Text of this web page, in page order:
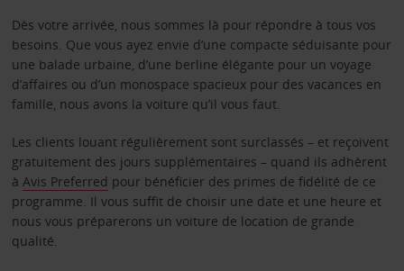
Dès votre arrivée, nous sommes là pour répondre à tous vos
besoins. Que vous ayez envie d’une compacte séduisante pour
une balade urbaine, d’une berline élégante pour un voyage
d’affaires ou d’un monospace spacieux pour des vacances en
famille, nous avons la voiture qu’il vous faut.
Les clients louant régulièrement sont surclassés – et reçoivent
gratuitement des jours supplémentaires – quand ils adhèrent
à Avis Preferred pour bénéficier des primes de fidélité de ce
programme. Il vous suffit de choisir une date et une heure et
nous vous préparerons un voiture de location de grande
qualité.